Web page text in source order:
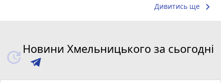
Дивитись ще keyboard_arrow_right
Новини Хмельницького за сьогодні